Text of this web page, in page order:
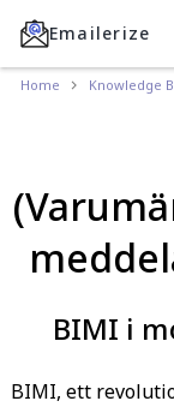
Emailerize
Home Knowledge
BIMI i
BIMI, ett